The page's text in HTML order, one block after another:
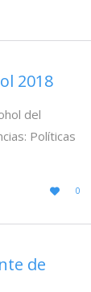
2018
del
Políticas

LOVE
IT
0
de